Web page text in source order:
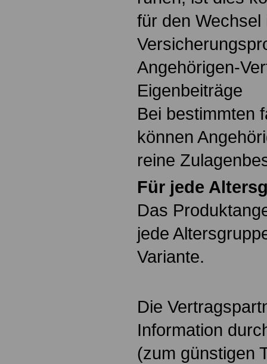
für den
Angehörigen-
Eigenbeiträge
Bei bestimmten
können
reine
Für jede
Das
jede
Variante.
Die
Information
(zum günstigen